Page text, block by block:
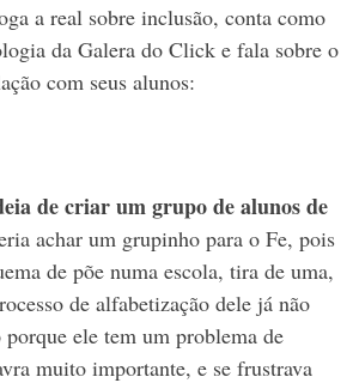
a real sobre inclusão, conta como
da Galera do Click e fala sobre o
com seus alunos:
de criar um grupo de alunos de
achar um grupinho para o Fe, pois
de põe numa escola, tira de uma,
de alfabetização dele já não
porque ele tem um problema de
muito importante, e se frustrava